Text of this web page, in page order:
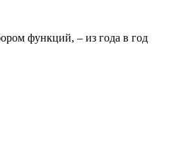
функций, – из года в год